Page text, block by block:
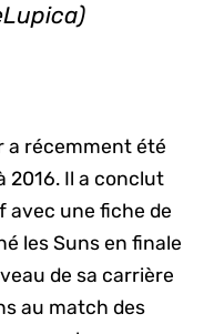
a récemment été
2016. Il a conclut
avec une fiche de
les Suns en finale
de sa carrière
au match des